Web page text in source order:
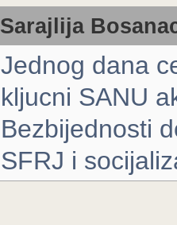
Sarajlija
Jednog dana
kljucni SANU
Bezbijednosti
SFRJ i